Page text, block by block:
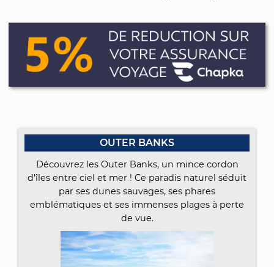
OUTER BANKS
Découvrez les Outer Banks, un mince cordon
d'îles entre ciel et mer ! Ce paradis naturel séduit
par ses dunes sauvages, ses phares
emblématiques et ses immenses plages à perte
de vue.